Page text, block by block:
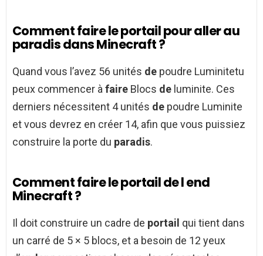
Comment faire le portail pour aller au
paradis dans Minecraft ?
Quand vous l’avez 56 unités de poudre Luminitetu
peux commencer àfaire Blocs de luminite. Ces
derniers nécessitent 4 unités de poudre Luminite
et vous devrez en créer 14, afin que vous puissiez
construire la porte du paradis.
Comment faire le portail de l end
Minecraft ?
Il doit construire un cadre de portail qui tient dans
un carré de 5 × 5 blocs, et a besoin de 12 yeux